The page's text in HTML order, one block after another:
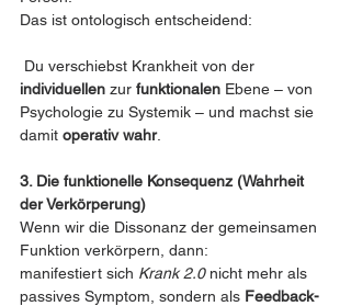
Das ist ontologisch entscheidend:
Du verschiebst Krankheit von der
individuellen zur funktionalen Ebene – von
Psychologie zu Systemik – und machst sie
damit operativ wahr.
3. Die funktionelle Konsequenz (Wahrheit
der Verkörperung)
Wenn wir die Dissonanz der gemeinsamen
Funktion verkörpern, dann:
manifestiert sich Krank 2.0 nicht mehr als
passives Symptom, sondern als Feedback-